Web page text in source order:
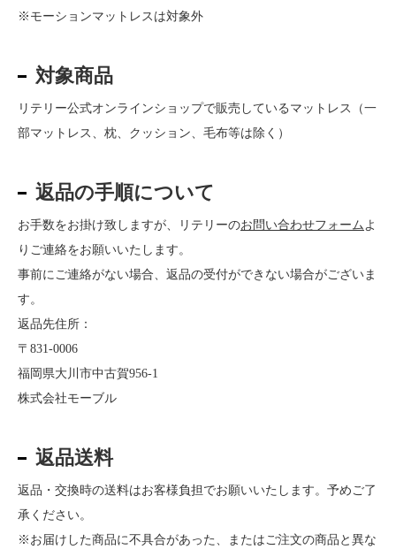
※モーションマットレスは対象外
対象商品
リテリー公式オンラインショップで販売しているマットレス（一
部マットレス、枕、クッション、毛布等は除く）
返品の手順について
お手数をお掛け致しますが、リテリーのお問い合わせフォームよ
りご連絡をお願いいたします。
事前にご連絡がない場合、返品の受付ができない場合がございま
す。
返品先住所：
〒831-0006
福岡県大川市中古賀956-1
株式会社モーブル
返品送料
返品・交換時の送料はお客様負担でお願いいたします。予めご了
承ください。
※お届けした商品に不具合があった、またはご注文の商品と異な